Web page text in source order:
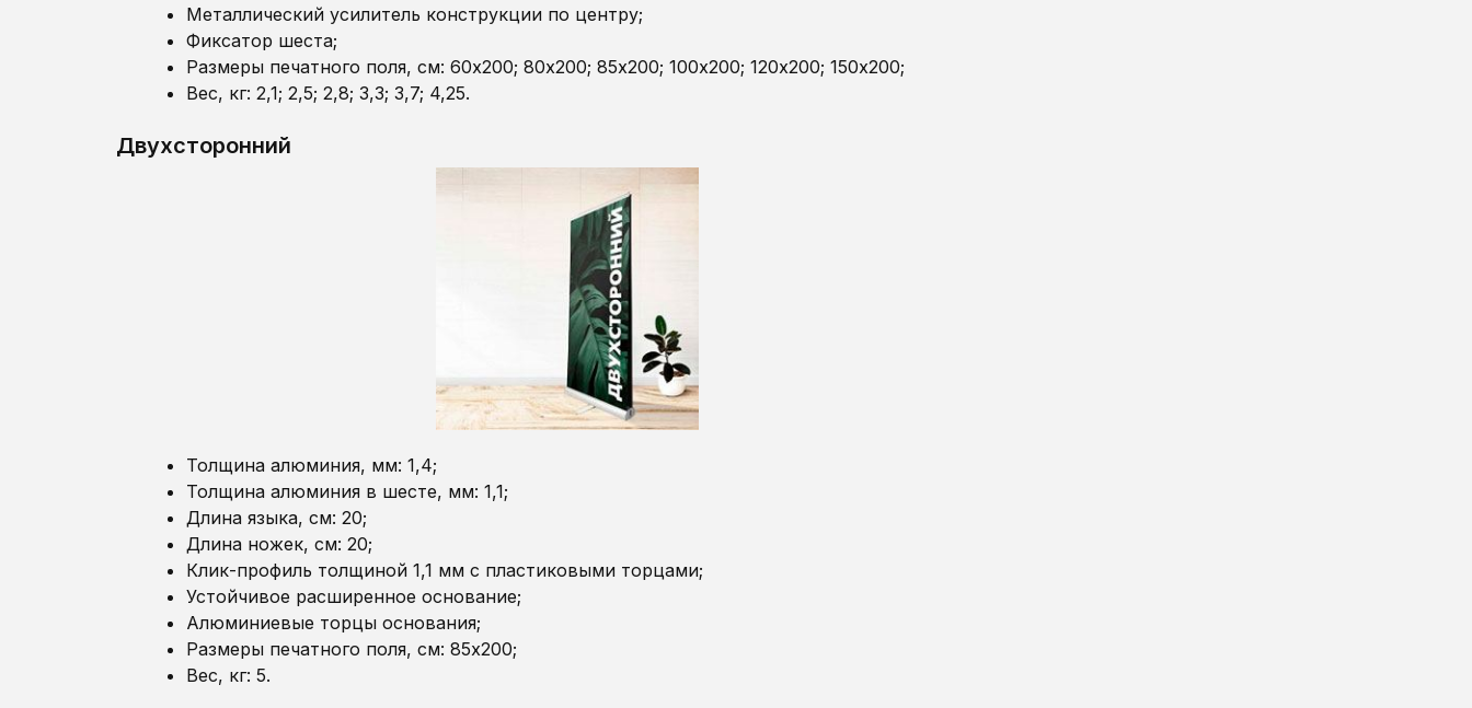
Металлический усилитель конструкции по центру;
Фиксатор шеста;
Размеры печатного поля, см: 60х200; 80х200; 85х200; 100х200; 120х200; 150х200;
Вес, кг: 2,1; 2,5; 2,8; 3,3; 3,7; 4,25.
Двухсторонний
Толщина алюминия, мм: 1,4;
Толщина алюминия в шесте, мм: 1,1;
Длина языка, см: 20;
Длина ножек, см: 20;
Клик-профиль толщиной 1,1 мм с пластиковыми торцами;
Устойчивое расширенное основание;
Алюминиевые торцы основания;
Размеры печатного поля, см: 85х200;
Вес, кг: 5.